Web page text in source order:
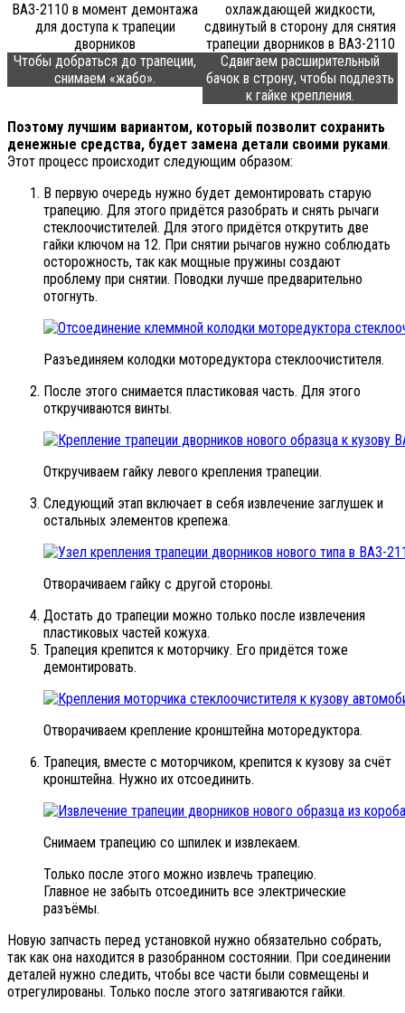
Чтобы добраться до трапеции,
снимаем «жабо».
Сдвигаем расширительный
бачок в строну, чтобы подлезть
к гайке крепления.
Поэтому лучшим вариантом, который позволит сохранить
денежные средства, будет замена детали своими руками.
Этот процесс происходит следующим образом:
В первую очередь нужно будет демонтировать старую
трапецию. Для этого придётся разобрать и снять рычаги
стеклоочистителей. Для этого придётся открутить две
гайки ключом на 12. При снятии рычагов нужно соблюдать
осторожность, так как мощные пружины создают
проблему при снятии. Поводки лучше предварительно
отогнуть.
Разъединяем колодки моторедуктора стеклоочистителя.
После этого снимается пластиковая часть. Для этого
откручиваются винты.
Откручиваем гайку левого крепления трапеции.
Следующий этап включает в себя извлечение заглушек и
остальных элементов крепежа.
Отворачиваем гайку с другой стороны.
Достать до трапеции можно только после извлечения
пластиковых частей кожуха.
Трапеция крепится к моторчику. Его придётся тоже
демонтировать.
Отворачиваем крепление кронштейна моторедуктора.
Трапеция, вместе с моторчиком, крепится к кузову за счёт
кронштейна. Нужно их отсоединить.
Снимаем трапецию со шпилек и извлекаем.
Только после этого можно извлечь трапецию.
Главное не забыть отсоединить все электрические
разъёмы.
Новую запчасть перед установкой нужно обязательно собрать,
так как она находится в разобранном состоянии. При соединении
деталей нужно следить, чтобы все части были совмещены и
отрегулированы. Только после этого затягиваются гайки.